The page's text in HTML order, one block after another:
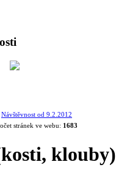
Návštěvnost od 9.2.2012
stránek ve webu: 1683
klouby)